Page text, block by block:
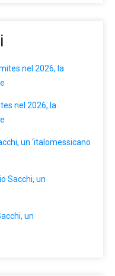
nel 2026, la
nel 2026, la
un ‘italomessicano
Sacchi, un
un